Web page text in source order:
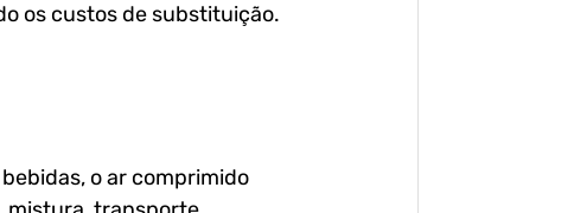
os custos de substituição.
o ar comprimido